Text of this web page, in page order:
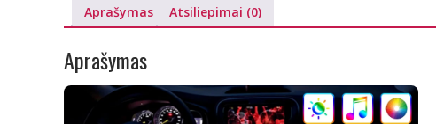
Aprašymas Atsiliepimai (0)
Aprašymas